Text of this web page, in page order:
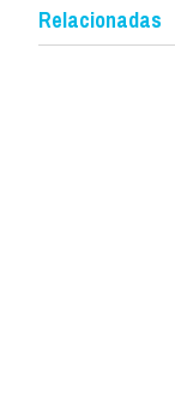
Relacionadas